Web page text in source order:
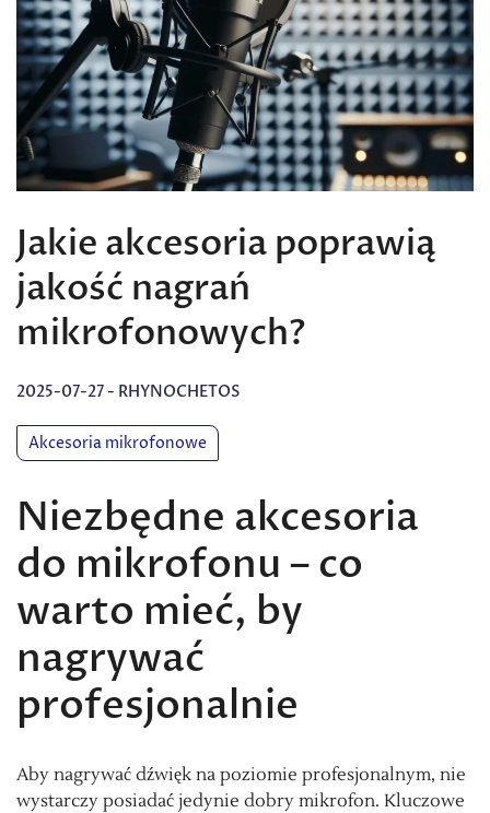
Jakie akcesoria poprawią
jakość nagrań
mikrofonowych?
2025-07-27 - RHYNOCHETOS
Akcesoria mikrofonowe
Niezbędne akcesoria
do mikrofonu – co
warto mieć, by
nagrywać
profesjonalnie
Aby nagrywać dźwięk na poziomie profesjonalnym, nie
wystarczy posiadać jedynie dobry mikrofon. Kluczowe